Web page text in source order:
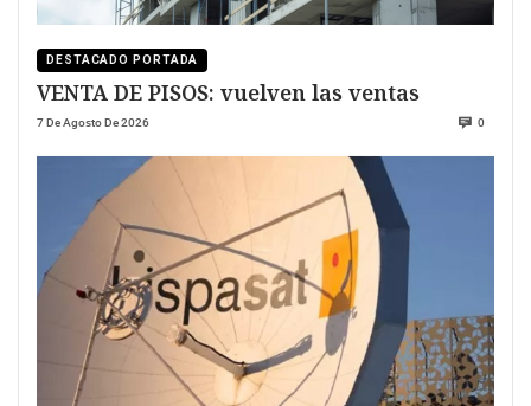
DESTACADO PORTADA
VENTA DE PISOS: vuelven las ventas
7 De Agosto De 2026 0